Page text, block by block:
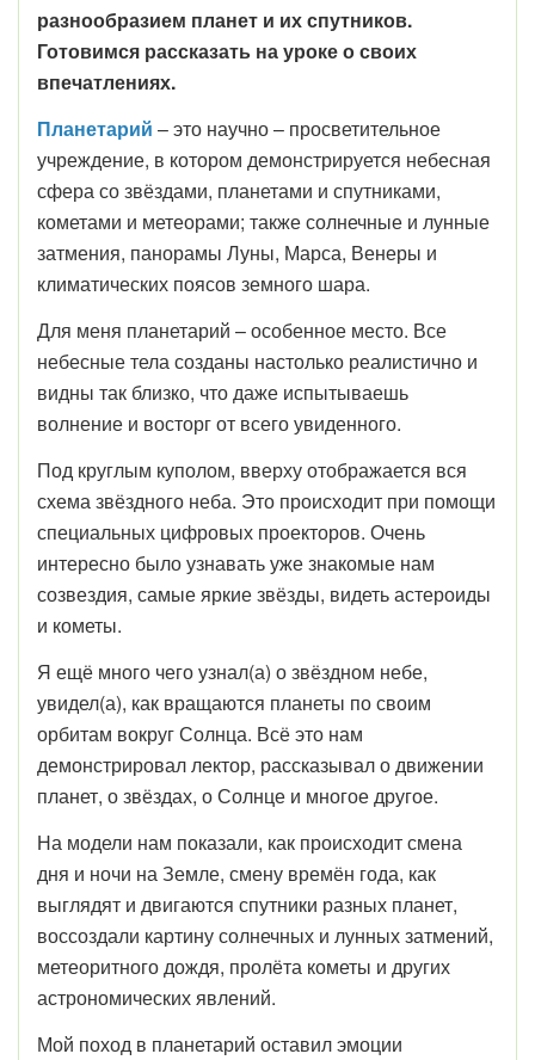
разнообразием планет и их спутников.
Готовимся рассказать на уроке о своих
впечатлениях.
Планетарий – это научно – просветительное
учреждение, в котором демонстрируется небесная
сфера со звёздами, планетами и спутниками,
кометами и метеорами; также солнечные и лунные
затмения, панорамы Луны, Марса, Венеры и
климатических поясов земного шара.
Для меня планетарий – особенное место. Все
небесные тела созданы настолько реалистично и
видны так близко, что даже испытываешь
волнение и восторг от всего увиденного.
Под круглым куполом, вверху отображается вся
схема звёздного неба. Это происходит при помощи
специальных цифровых проекторов. Очень
интересно было узнавать уже знакомые нам
созвездия, самые яркие звёзды, видеть астероиды
и кометы.
Я ещё много чего узнал(а) о звёздном небе,
увидел(а), как вращаются планеты по своим
орбитам вокруг Солнца. Всё это нам
демонстрировал лектор, рассказывал о движении
планет, о звёздах, о Солнце и многое другое.
На модели нам показали, как происходит смена
дня и ночи на Земле, смену времён года, как
выглядят и двигаются спутники разных планет,
воссоздали картину солнечных и лунных затмений,
метеоритного дождя, пролёта кометы и других
астрономических явлений.
Мой поход в планетарий оставил эмоции